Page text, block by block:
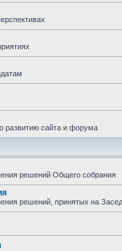
развитию сайта и форума
решений Общего собрания
решений, принятых на